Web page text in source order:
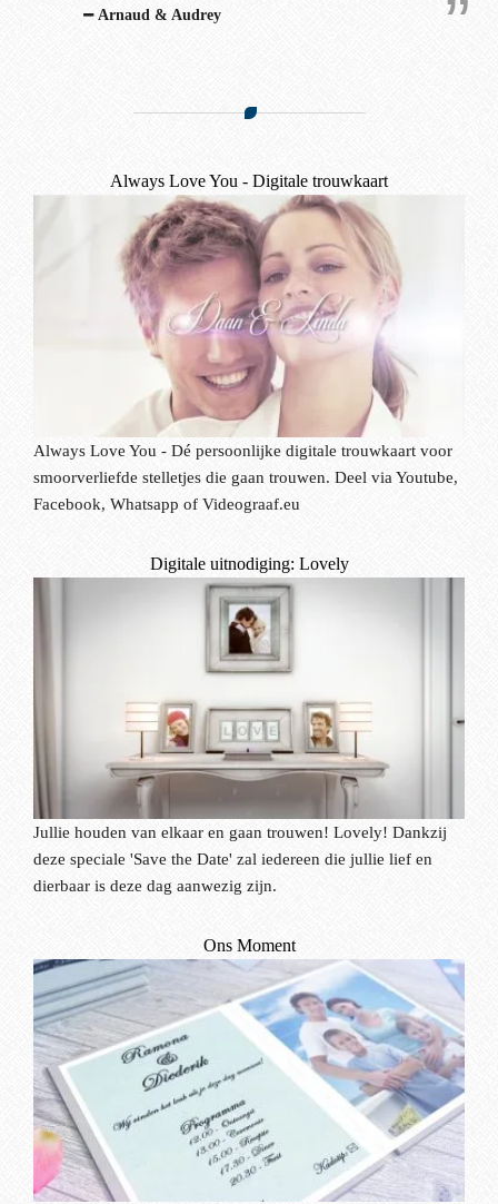
Arnaud & Audrey
Always Love You - Digitale trouwkaart
Always Love You - Dé persoonlijke digitale trouwkaart voor
smoorverliefde stelletjes die gaan trouwen. Deel via Youtube,
Facebook, Whatsapp of Videograaf.eu
Digitale uitnodiging: Lovely
Jullie houden van elkaar en gaan trouwen! Lovely! Dankzij
deze speciale 'Save the Date' zal iedereen die jullie lief en
dierbaar is deze dag aanwezig zijn.
Ons Moment